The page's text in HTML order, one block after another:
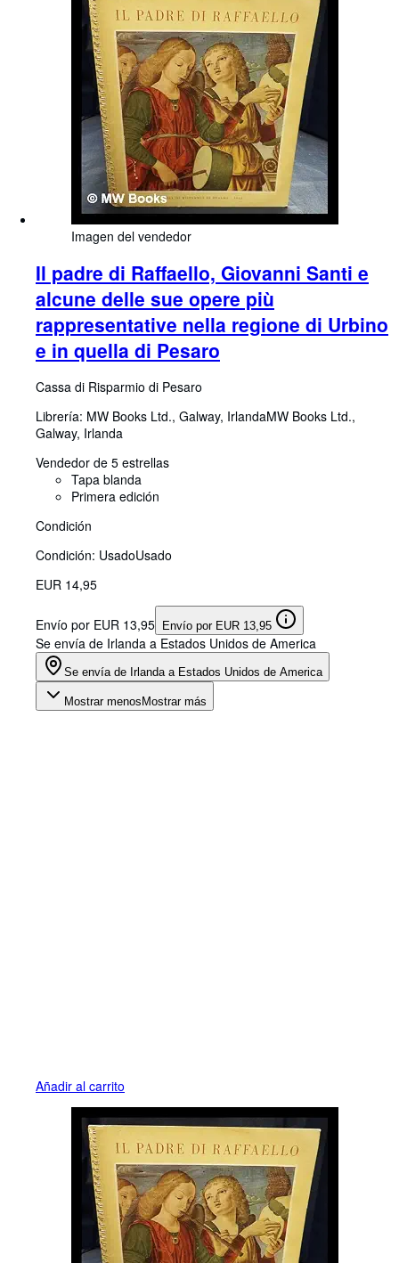
Imagen del vendedor
Il padre di Raffaello, Giovanni Santi e
alcune delle sue opere più
rappresentative nella regione di Urbino
e in quella di Pesaro
Cassa di Risparmio di Pesaro
Librería: MW Books Ltd., Galway, IrlandaMW Books Ltd.,
Galway, Irlanda
Vendedor de 5 estrellas
Tapa blanda
Primera edición
Condición
Condición: UsadoUsado
EUR 14,95
Envío por EUR 13,95 Envío por EUR 13,95
Se envía de Irlanda a Estados Unidos de America
Se envía de Irlanda a Estados Unidos de America
Mostrar menos Mostrar más
Añadir al carrito